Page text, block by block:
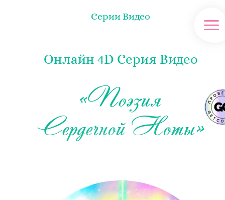
Серии Видео
Онлайн 4D Серия Видео
«Поэзия
Cердечной Ноты»